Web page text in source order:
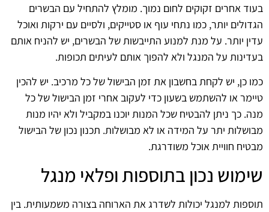
בעוד אחרים זקוקים לחום נמוך. מומלץ להתחיל עם הבשרים
הגדולים יותר, כמו נתחי עוף או סטייקים, ולסיים עם ירקות ואוכל
עדין יותר. על מנת למנוע התייבשות של הבשרים, יש להניח אותם
בעדינות על המנגל ולא להפוך אותם לעיתים תכופות.
כמו כן, יש לקחת בחשבון את זמן הבישול של כל מרכיב. יש להכין
טיימר או להשתמש בשעון כדי לעקוב אחרי זמן הבישול של כל
מנה. כך ניתן להבטיח שכל המנות יוכנו במקביל ולא יהיו מנות
מבושלות יתר על המידה או לא מבושלות. תכנון נכון של הבישול
מבטיח חוויית אוכל משודרגת.
שימוש נכון בתוספות ופלאי מנגל
תוספות למנגל יכולות לשדרג את הארוחה בצורה משמעותית. בין